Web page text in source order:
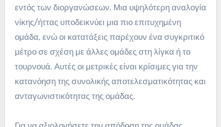
εντός των διοργανώσεων. Μια υψηλότερη αναλογία
νίκης/ήττας υποδεικνύει μια πιο επιτυχημένη
ομάδα, ενώ οι κατατάξεις παρέχουν ένα συγκριτικό
μέτρο σε σχέση με άλλες ομάδες στη λίγκα ή το
τουρνουά. Αυτές οι μετρικές είναι κρίσιμες για την
κατανόηση της συνολικής αποτελεσματικότητας και
ανταγωνιστικότητας της ομάδας.